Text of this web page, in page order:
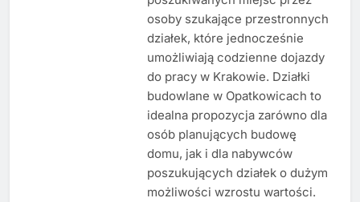
osoby szukające przestronnych
działek, które jednocześnie
umożliwiają codzienne dojazdy
do pracy w Krakowie. Działki
budowlane w Opatkowicach to
idealna propozycja zarówno dla
osób planujących budowę
domu, jak i dla nabywców
poszukujących działek o dużym
możliwości wzrostu wartości.